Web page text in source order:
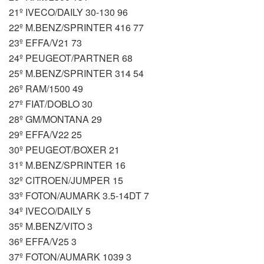
21º IVECO/DAILY 30-130 96
22º M.BENZ/SPRINTER 416 77
23º EFFA/V21 73
24º PEUGEOT/PARTNER 68
25º M.BENZ/SPRINTER 314 54
26º RAM/1500 49
27º FIAT/DOBLO 30
28º GM/MONTANA 29
29º EFFA/V22 25
30º PEUGEOT/BOXER 21
31º M.BENZ/SPRINTER 16
32º CITROEN/JUMPER 15
33º FOTON/AUMARK 3.5-14DT 7
34º IVECO/DAILY 5
35º M.BENZ/VITO 3
36º EFFA/V25 3
37º FOTON/AUMARK 1039 3